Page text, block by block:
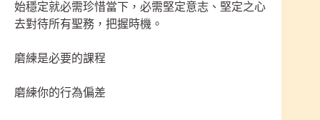
始穩定就必需珍惜當下，必需堅定意志、堅定之心
去對待所有聖務，把握時機。
磨練是必要的課程
磨練你的行為偏差